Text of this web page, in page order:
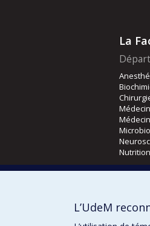
La
Nutrition
L’UdeM